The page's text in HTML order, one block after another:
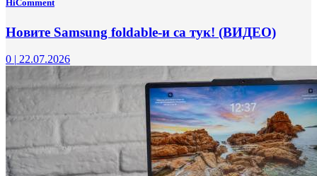
HiComment
Новите Samsung foldable-и са тук! (ВИДЕО)
0 | 22.07.2026